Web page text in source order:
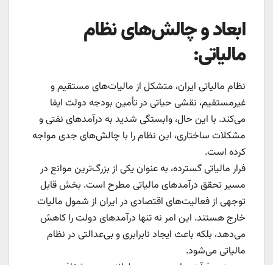
ابعاد و چالش‌های نظام
مالیاتی:
نظام مالیاتی ایران، متشکل از مالیات‌های مستقیم و
غیرمستقیم، نقشی حیاتی در تأمین بودجه دولت ایفا
می‌کند. با این حال، وابستگی شدید به درآمدهای نفتی و
مشکلات ساختاری، این نظام را با چالش‌های جدی مواجه
کرده است.
فرار مالیاتی گسترده، به عنوان یکی از بزرگ‌ترین موانع در
مسیر تحقق درآمدهای مالیاتی مطرح است. بخش قابل
توجهی از فعالیت‌های اقتصادی در ایران از شمول مالیات
خارج هستند. این امر نه تنها درآمدهای دولت را کاهش
می‌دهد، بلکه باعث ایجاد نابرابری و بی‌عدالتی در نظام
مالیاتی می‌شود.